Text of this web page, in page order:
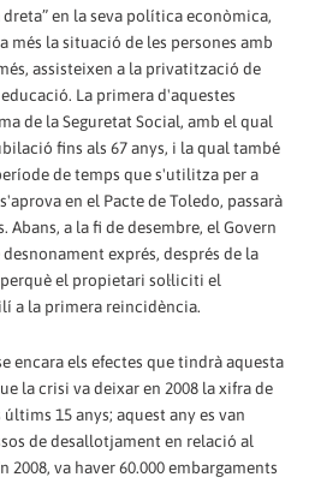
en la seva política econòmica,
més la situació de les persones amb
assisteixen a la privatització de
La primera d'aquestes
de la Seguretat Social, amb el qual
fins als 67 anys, i la qual també
de temps que s'utilitza per a
en el Pacte de Toledo, passarà
Abans, a la fi de desembre, el Govern
exprés, després de la
el propietari sol·liciti el
a la primera reincidència.
encara els efectes que tindrà aquesta
la crisi va deixar en 2008 la xifra de
15 anys; aquest any es van
de desallotjament en relació al
va haver 60.000 embargaments